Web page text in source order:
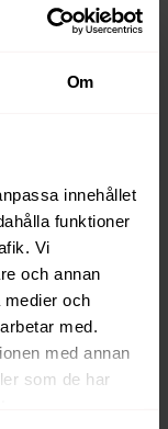
Om
innehållet
funktioner
Vi
och annan
medier och
med.
med annan
som de har
så har
spärrad.
to